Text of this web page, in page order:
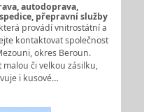
autodoprava,
přepravní služby
provádí vnitrostátní a
kontaktovat společnost
okres Beroun.
či velkou zásilku,
i kusové…